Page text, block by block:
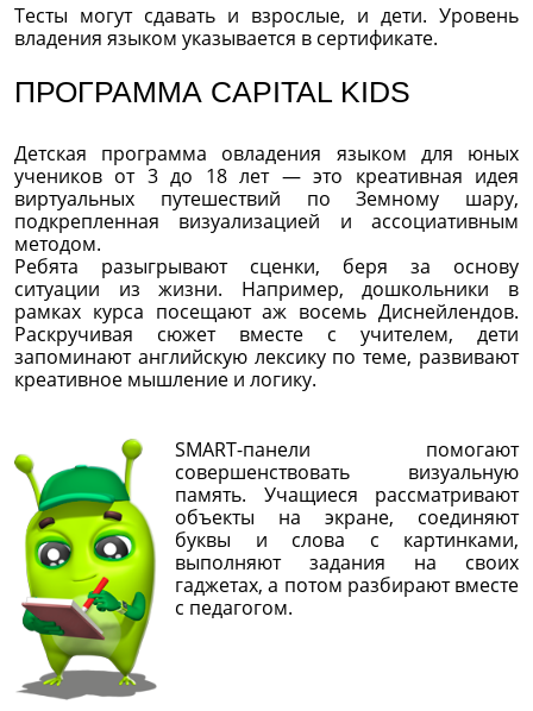
Тесты могут сдавать и взрослые, и дети. Уровень
владения языком указывается в сертификате.
ПРОГРАММА CAPITAL KIDS
Детская программа овладения языком для юных
учеников от 3 до 18 лет — это креативная идея
виртуальных путешествий по Земному шару,
подкрепленная визуализацией и ассоциативным
методом.
Ребята разыгрывают сценки, беря за основу
ситуации из жизни. Например, дошкольники в
рамках курса посещают аж восемь Диснейлендов.
Раскручивая сюжет вместе с учителем, дети
запоминают английскую лексику по теме, развивают
креативное мышление и логику.
SMART-панели помогают
совершенствовать визуальную
память. Учащиеся рассматривают
объекты на экране, соединяют
буквы и слова с картинками,
выполняют задания на своих
гаджетах, а потом разбирают вместе
с педагогом.